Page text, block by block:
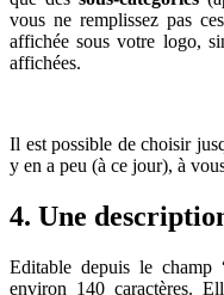
vous ne remplissez pas
affichée sous votre logo,
affichées.
Il est possible de choisir
y en a peu (à ce jour), à
4. Une
Editable depuis le champ
environ 140 caractères.